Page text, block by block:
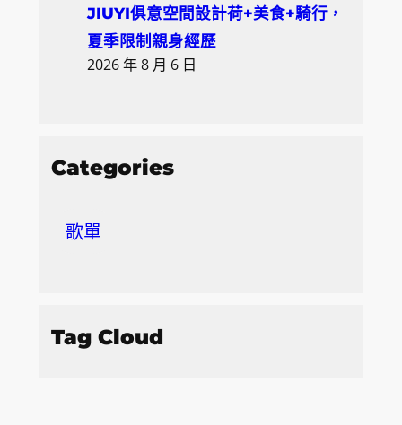
JIUYI俱意空間設計荷+美食+騎行，
夏季限制親身經歷
2026 年 8 月 6 日
Categories
歌單
Tag Cloud